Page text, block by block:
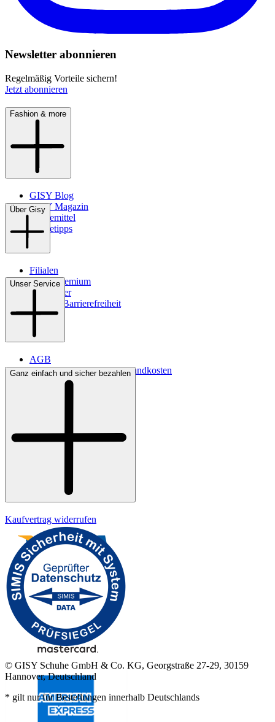
Newsletter abonnieren
Regelmäßig Vorteile sichern!
Jetzt abonnieren
Fashion & more
GISY Blog
GISY Magazin
Pflegemittel
Pflegetipps
Über Gisy
Filialen
WMS-Premium
Newsletter
Digitale Barrierefreiheit
Unser Service
AGB
Lieferbedingungen & Versandkosten
Bezahlung
Ganz einfach und sicher bezahlen
Kaufvertrag widerrufen
© GISY Schuhe GmbH & Co. KG, Georgstraße 27-29, 30159
Hannover, Deutschland
* gilt nur für Bestellungen innerhalb Deutschlands